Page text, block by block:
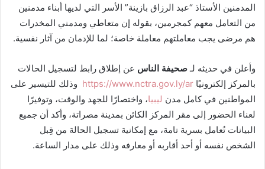
ا
المدمنين الأستاذ “عبد الرزاق بازينة” الأسر التي لديها أبناء مدمنين
من التعامل معهم كمجرمين، بقوله إن متعاطي ومدمني المخدرات
هم مرضى يجب معاملتهم معاملة خاصة؛ لما للإدمان من آثار نفسية.
وأعلن في حديثه لـصحيفة الناس عن إطلاق رابط لتسجيل الحالات
بالمركز إلكترونيًا https://www.nctra.gov.ly/ar وذلك للتيسير على
المواطنين في كامل مدن ليبيا، واختصارًا للجهد والوقت، وتوفيرًا
لعناء الحضور إلى مقر المركز الكائن بمدينة مصراتة، وأكد أن جميع
البيانات تُعامل بسرية تامة، مع إمكانية تسجيل الحالة من قِبل
الشخص نفسه أو أحد أقاربه أو معارفه وذلك على مدار الساعة.